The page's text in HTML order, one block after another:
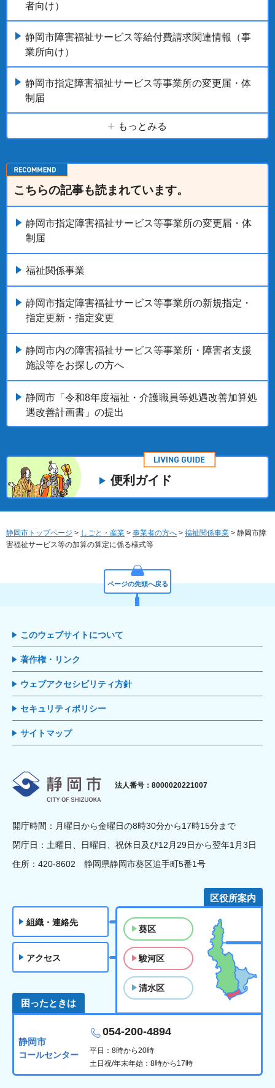
者向け）
静岡市障害福祉サービス等給付費請求関連情報（事
業所向け）
静岡市指定障害福祉サービス等事業所の変更届・体
制届
もっとみる
こちらの記事も読まれています。
静岡市指定障害福祉サービス等事業所の変更届・体
制届
福祉関係事業
静岡市指定障害福祉サービス等事業所の新規指定・
指定更新・指定変更
静岡市内の障害福祉サービス等事業所・障害者支援
施設等をお探しの方へ
静岡市「令和8年度福祉・介護職員等処遇改善加算処
遇改善計画書」の提出
便利ガイド
静岡市トップページ > しごと・産業 > 事業者の方へ > 福祉関係事業 > 静岡市障
害福祉サービス等の加算の算定に係る様式等
ページの先頭へ戻る
このウェブサイトについて
著作権・リンク
ウェブアクセシビリティ方針
セキュリティポリシー
サイトマップ
静岡市
法人番号：8000020221007
開庁時間：月曜日から金曜日の8時30分から17時15分まで
閉庁日：土曜日、日曜日、祝休日及び12月29日から翌年1月3日
住所：420-8602 静岡県静岡市葵区追手町5番1号
組織・連絡先
アクセス
区役所案内
葵区
駿河区
清水区
困ったときは
静岡市
コールセンター
054-200-4894
平日：8時から20時
土日祝/年末年始：8時から17時